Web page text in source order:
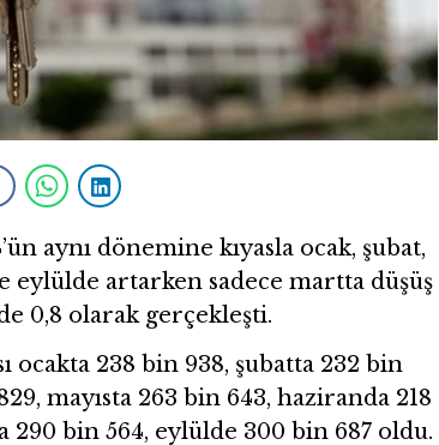
aynı dönemine kıyasla ocak, şubat,
eylülde artarken sadece martta düşüş
0,8 olarak gerçekleşti.
ocakta 238 bin 938, şubatta 232 bin
mayısta 263 bin 643, haziranda 218
290 bin 564, eylülde 300 bin 687 oldu.